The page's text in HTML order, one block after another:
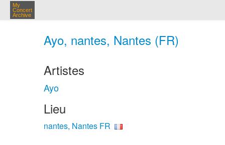
My
Concert
Archive
Ayo, nantes, Nantes (FR)
Artistes
Ayo
Lieu
nantes, Nantes FR